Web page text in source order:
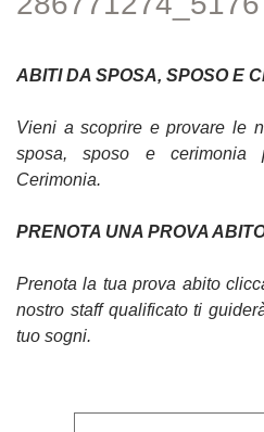
ABITI DA SPOSA, SPOSO E
Vieni a scoprire e provare le
sposa, sposo e cerimonia
Cerimonia.
PRENOTA UNA PROVA
Prenota la tua prova abito
nostro staff qualificato ti
tuo sogni.